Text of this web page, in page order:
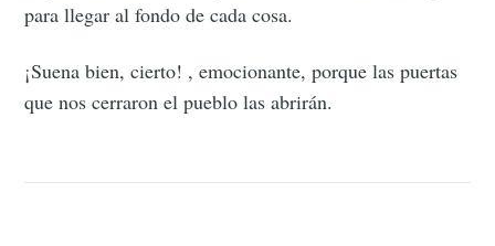
para llegar al fondo de cada cosa.
¡Suena bien, cierto! , emocionante, porque las puertas
que nos cerraron el pueblo las abrirán.